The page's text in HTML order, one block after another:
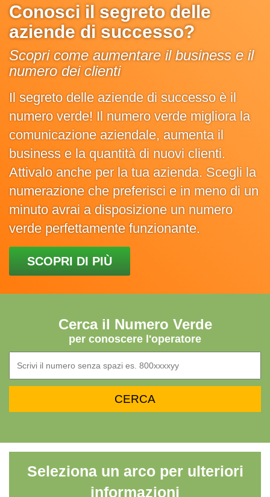
Conosci il segreto delle
aziende di successo?
Scopri come aumentare il business e il
numero dei clienti
Il segreto delle aziende di successo è il
numero verde! Il numero verde migliora la
comunicazione aziendale, aumenta il
business e la quantità di nuovi clienti.
Attivalo anche per la tua azienda. Scegli la
numerazione che preferisci e in meno di un
minuto avrai a disposizione un numero
verde perfettamente funzionante.
SCOPRI DI PIÙ
Cerca il Numero Verde
per conoscere l'operatore
Seleziona un arco per ulteriori
informazioni